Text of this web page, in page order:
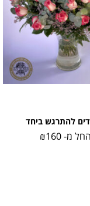
להתרגש ביחד
החל מ- ₪160